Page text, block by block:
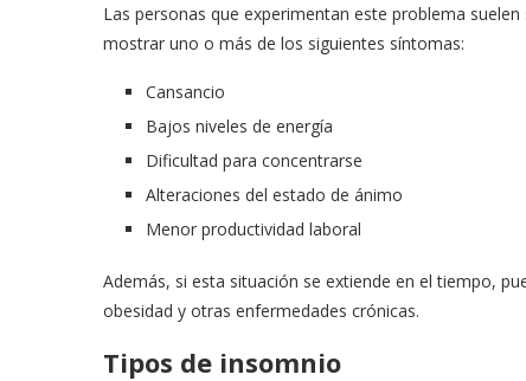
Las personas que experimentan este problema
mostrar uno o más de los siguientes síntomas:
Cansancio
Bajos niveles de energía
Dificultad para concentrarse
Alteraciones del estado de ánimo
Menor productividad laboral
Además, si esta situación se extiende en el tiempo,
obesidad y otras enfermedades crónicas.
Tipos de insomnio